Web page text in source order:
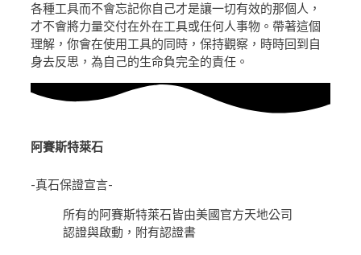
各種工具而不會忘記你自己才是讓一切有效的那個人，
才不會將力量交付在外在工具或任何人事物。帶著這個
理解，你會在使用工具的同時，保持觀察，時時回到自
身去反思，為自己的生命負完全的責任。
阿賽斯特萊石
-真石保證宣言-
所有的阿賽斯特萊石皆由美國官方天地公司
認證與啟動，附有認證書